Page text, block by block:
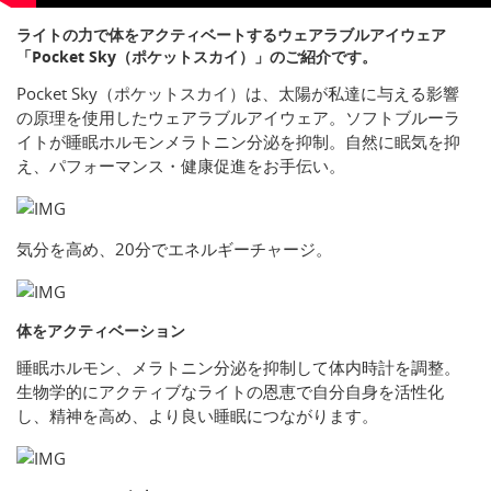
ライトの力で体をアクティベートするウェアラブルアイウェア
「Pocket Sky（ポケットスカイ）」のご紹介です。
Pocket Sky（ポケットスカイ）は、太陽が私達に与える影響
の原理を使用したウェアラブルアイウェア。ソフトブルーラ
イトが睡眠ホルモンメラトニン分泌を抑制。自然に眠気を抑
え、パフォーマンス・健康促進をお手伝い。
気分を高め、20分でエネルギーチャージ。
体をアクティベーション
睡眠ホルモン、メラトニン分泌を抑制して体内時計を調整。
生物学的にアクティブなライトの恩恵で自分自身を活性化
し、精神を高め、より良い睡眠につながります。